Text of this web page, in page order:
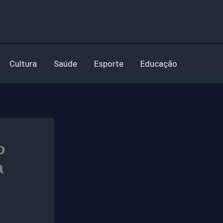
Cultura Saúde Esporte Educação